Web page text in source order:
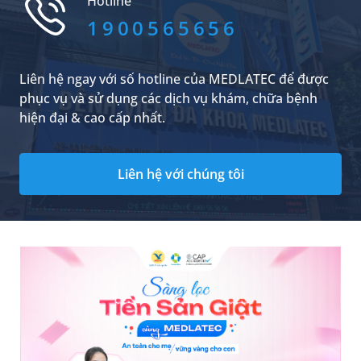
bảo vệ thị lực tốt nhất.
1900565656
Liên hệ ngay với số hotline của MEDLATEC để được
phục vụ và sử dụng các dịch vụ khám, chữa bệnh
hiện đại & cao cấp nhất.
Liên hệ với chúng tôi